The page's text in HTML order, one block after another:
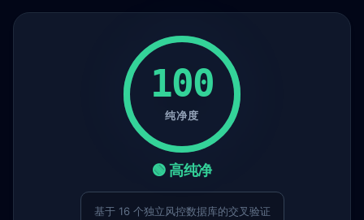
100
纯净度
🟢 高纯净
基于 16 个独立风控数据库的交叉验证